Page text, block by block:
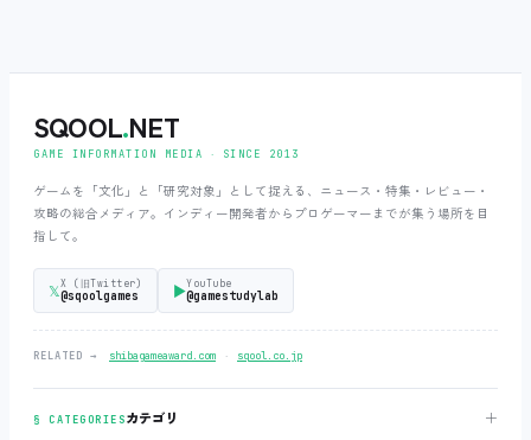
SQOOL.NET
GAME INFORMATION MEDIA ‧ SINCE 2013
ゲームを「文化」と「研究対象」として捉える、ニュース・特集・レビュー・
攻略の総合メディア。インディー開発者からプロゲーマーまでが集う場所を目
指して。
𝕏X (旧Twitter)
@sqoolgames ▶YouTube
@gamestudylab
RELATED → shibagameaward.com ‧ sqool.co.jp
§ CATEGORIESカテゴリ ＋